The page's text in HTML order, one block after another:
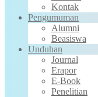
Kontak
Pengumuman
Alumni
Beasiswa
Unduhan
Journal
Erapor
E-Book
Penelitian